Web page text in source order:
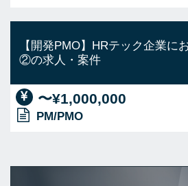
【開発PMO】HRテック企業に
②の求人・案件
〜¥1,000,000
PM/PMO